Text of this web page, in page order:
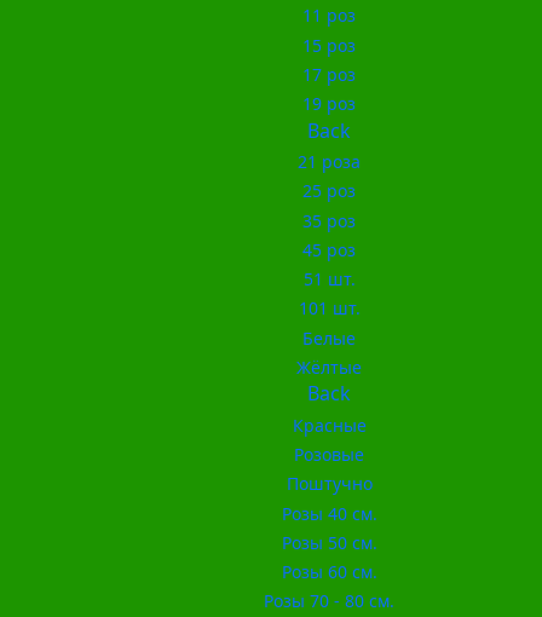
11 роз
15 роз
17 роз
19 роз
Back
21 роза
25 роз
35 роз
45 роз
51 шт.
101 шт.
Белые
Жёлтые
Back
Красные
Розовые
Поштучно
Розы 40 см.
Розы 50 см.
Розы 60 см.
Розы 70 - 80 см.